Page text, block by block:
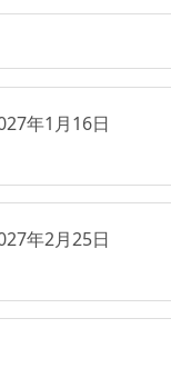
年1月16日
年2月25日